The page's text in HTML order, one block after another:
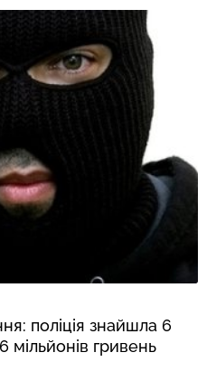
поліція знайшла 6
мільйонів гривень